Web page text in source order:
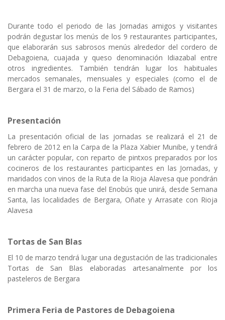
Durante todo el periodo de las Jornadas amigos y visitantes
podrán degustar los menús de los 9 restaurantes participantes,
que elaborarán sus sabrosos menús alrededor del cordero de
Debagoiena, cuajada y queso denominación Idiazabal entre
otros ingredientes. También tendrán lugar los habituales
mercados semanales, mensuales y especiales (como el de
Bergara el 31 de marzo, o la Feria del Sábado de Ramos)
Presentación
La presentación oficial de las jornadas se realizará el 21 de
febrero de 2012 en la Carpa de la Plaza Xabier Munibe, y tendrá
un carácter popular, con reparto de pintxos preparados por los
cocineros de los restaurantes participantes en las Jornadas, y
maridados con vinos de la Ruta de la Rioja Alavesa que pondrán
en marcha una nueva fase del Enobús que unirá, desde Semana
Santa, las localidades de Bergara, Oñate y Arrasate con Rioja
Alavesa
Tortas de San Blas
El 10 de marzo tendrá lugar una degustación de las tradicionales
Tortas de San Blas elaboradas artesanalmente por los
pasteleros de Bergara
Primera Feria de Pastores de Debagoiena